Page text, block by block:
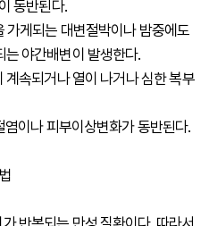
동반된다.
가게되는 대변절박이나 밤중에도
야간배변이 발생한다.
속되거나 열이 나거나 심한 복부
이나 피부이상변화가 동반된다.